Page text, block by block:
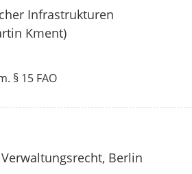
Infrastrukturen
Kment)
§ 15 FAO
Berlin